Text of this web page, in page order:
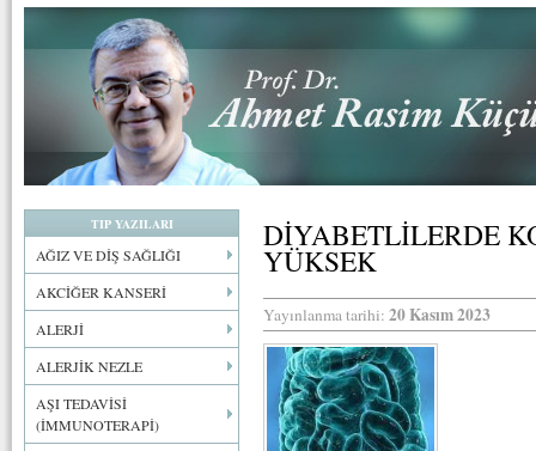
TIP YAZILARI
AĞIZ VE DİŞ SAĞLIĞI
AKCİĞER KANSERİ
ALERJİ
ALERJİK NEZLE
AŞI TEDAVİSİ
(İMMUNOTERAPİ)
DİYABETLİLERDE
YÜKSEK
Yayınlanma tarihi: 20 Kasım 2023